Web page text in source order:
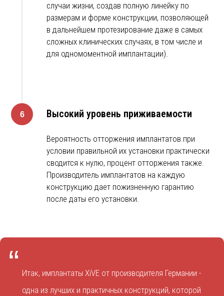
случаи жизни, создав полную линейку по
размерам и форме конструкции, позволяющей
в дальнейшем протезирование даже в самых
сложных клинических случаях, в том числе и
для одномоментной имплантации).
Высокий уровень приживаемости
Вероятность отторжения имплантатов при
условии правильной их установки практически
сводится к нулю, процент отторжения также.
Производитель имплантатов на каждую
конструкцию дает пожизненную гарантию
после даты его установки.
“ Итак, имплантаты XiVE от производителя Германии -
одна из лучших и практичных конструкций, которой